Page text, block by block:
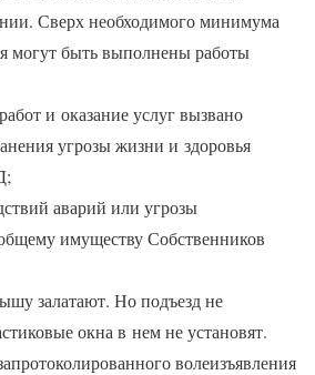
Сверх необходимого минимума
могут быть выполнены работы
и оказание услуг вызвано
угрозы жизни и здоровья
аварий или угрозы
имуществу Собственников
залатают. Но подъезд не
окна в нем не установят.
волеизъявления